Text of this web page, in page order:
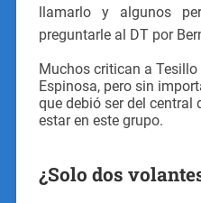
llamarlo y algunos
preguntarle al DT por
Muchos critican a
Espinosa, pero sin
que debió ser del central
estar en este grupo.
¿Solo dos